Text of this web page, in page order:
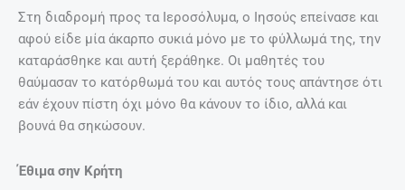
Στη διαδρομή προς τα Ιεροσόλυμα, ο Ιησούς επείνασε και
αφού είδε μία άκαρπο συκιά μόνο με το φύλλωμά της, την
καταράσθηκε και αυτή ξεράθηκε. Οι μαθητές του
θαύμασαν το κατόρθωμά του και αυτός τους απάντησε ότι
εάν έχουν πίστη όχι μόνο θα κάνουν το ίδιο, αλλά και
βουνά θα σηκώσουν.
Έθιμα σην Κρήτη